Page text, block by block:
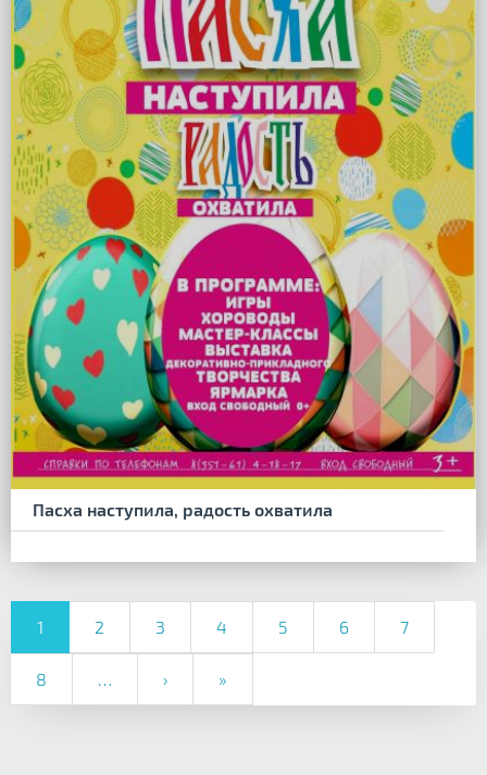
Пасха наступила, радость охватила
1 2 3 4 5 6 7
8 › »